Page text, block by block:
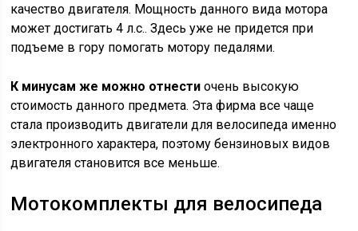
качество двигателя. Мощность данного вида мотора
может достигать 4 л.с.. Здесь уже не придется при
подъеме в гору помогать мотору педалями.
К минусам же можно отнести очень высокую
стоимость данного предмета. Эта фирма все чаще
стала производить двигатели для велосипеда именно
электронного характера, поэтому бензиновых видов
двигателя становится все меньше.
Мотокомплекты для велосипеда